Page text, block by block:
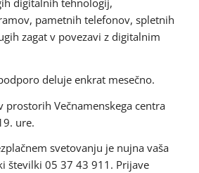
digitalnih tehnologij,
pametnih telefonov, spletnih
zagat v povezavi z digitalnim
deluje enkrat mesečno.
prostorih Večnamenskega centra
ure.
svetovanju je nujna vaša
številki 05 37 43 911. Prijave